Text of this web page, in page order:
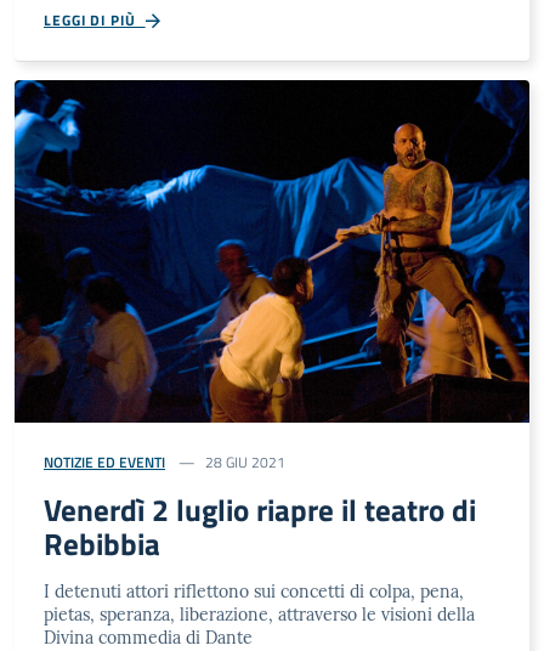
LEGGI DI PIÙ
NOTIZIE ED EVENTI 28 GIU 2021
Venerdì 2 luglio riapre il teatro di
Rebibbia
I detenuti attori riflettono sui concetti di colpa, pena,
pietas, speranza, liberazione, attraverso le visioni della
Divina commedia di Dante